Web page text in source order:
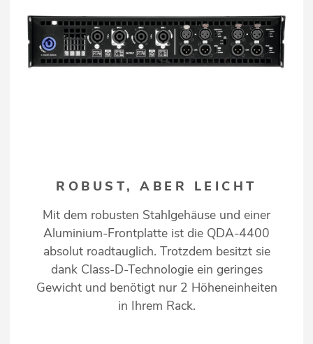
ROBUST, ABER LEICHT
Mit dem robusten Stahlgehäuse und einer
Aluminium-Frontplatte ist die QDA-4400
absolut roadtauglich. Trotzdem besitzt sie
dank Class-D-Technologie ein geringes
Gewicht und benötigt nur 2 Höheneinheiten
in Ihrem Rack.